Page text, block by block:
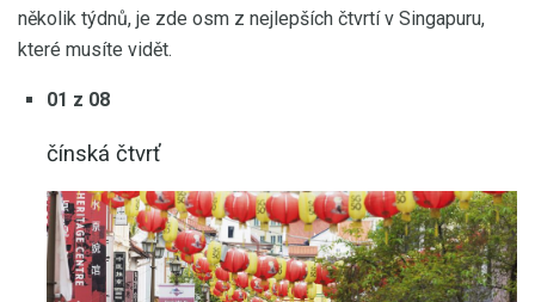
několik týdnů, je zde osm z nejlepších čtvrtí v Singapuru,
které musíte vidět.
01 z 08
čínská čtvrť